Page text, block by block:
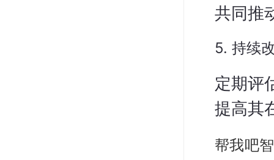
共同推
5. 持续
定期评
提高其
帮我吧